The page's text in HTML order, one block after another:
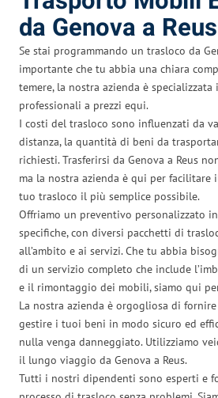
da Genova a Reus
Se stai programmando un trasloco da
importante che tu abbia una chiara
temere, la nostra azienda è
professionali a prezzi equi.
I costi del trasloco sono influenzati da
distanza, la quantità di beni da
richiesti. Trasferirsi da Genova a Reus
ma la nostra azienda è qui per facilitare
tuo trasloco il più semplice possibile.
Offriamo un preventivo personalizzato
specifiche, con diversi pacchetti di
all’ambito e ai servizi. Che tu abbia
di un servizio completo che include
e il rimontaggio dei mobili, siamo qui
La nostra azienda è orgogliosa di
gestire i tuoi beni in modo sicuro ed
nulla venga danneggiato. Utilizziamo
il lungo viaggio da Genova a Reus.
Tutti i nostri dipendenti sono esperti e